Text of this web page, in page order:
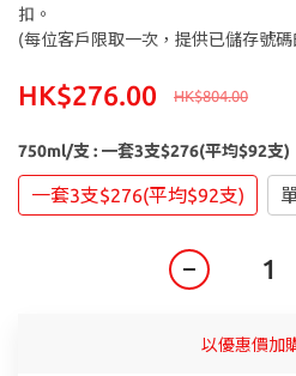
扣。
(每位客戶限取一次，提供已儲存號
HK$804.00
HK$276.00
750ml/支 : 一套3支$276(平均$92支)
一套3支$276(平均$92支)
以優惠價加